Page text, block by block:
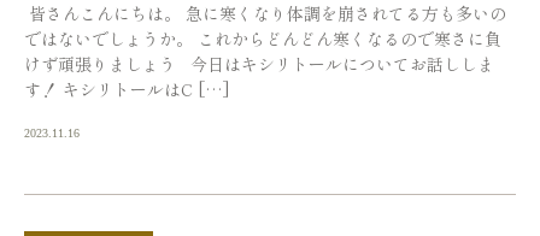
皆さんこんにちは。 急に寒くなり体調を崩されてる方も多いの
ではないでしょうか。 これからどんどん寒くなるので寒さに負
けず頑張りましょう 今日はキシリトールについてお話ししま
す！ キシリトールはC […]
2023.11.16